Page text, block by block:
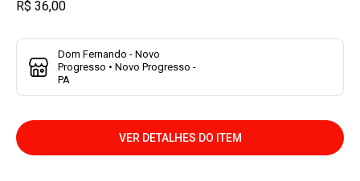
R$ 36,00
Dom Fernando - Novo
Progresso • Novo Progresso -
PA
VER DETALHES DO ITEM